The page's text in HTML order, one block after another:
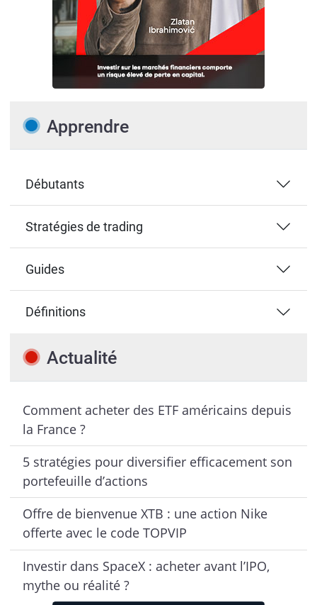
Apprendre
Débutants
Stratégies de trading
Guides
Définitions
Actualité
Comment acheter des ETF américains depuis
la France ?
5 stratégies pour diversifier efficacement son
portefeuille d’actions
Offre de bienvenue XTB : une action Nike
offerte avec le code TOPVIP
Investir dans SpaceX : acheter avant l’IPO,
mythe ou réalité ?